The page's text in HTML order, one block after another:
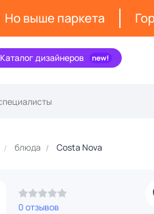
Но выше паркета
Каталог дизайнеров
блюда Costa Nova
0 отзывов